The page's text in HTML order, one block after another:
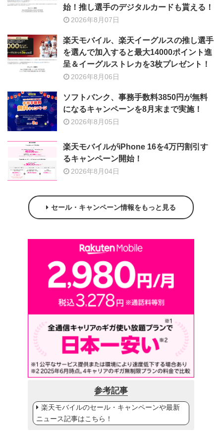
始！推し選手のデジタルカードも貰える！
2026年8月07日
楽天モバイル、楽天イーグルスの推し選手
を選んで加入すると最大14000ポイント進
呈＆イーグルストレカを3枚プレゼント！
2026年8月06日
ソフトバンク、事務手数料3850円が無料
になるキャンペーンを8月末まで実施！
2026年8月05日
楽天モバイルがiPhone 16を4万円割引す
るキャンペーン開始！
2026年8月04日
セール・キャンペーン情報をもっと見る
参考記事
楽天モバイルのセール・キャンペーンや最新
ニュース記事はこちら！